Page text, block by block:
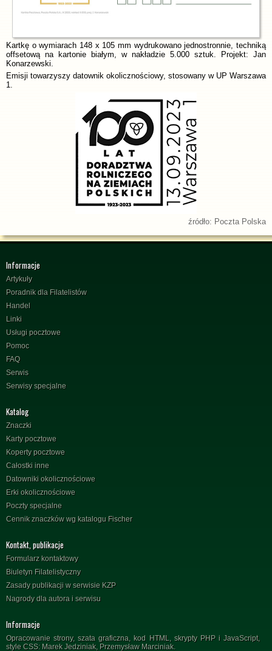
Kartkę o wymiarach 148 x 105 mm wydrukowano jednostronnie, techniką
offsetową na kartonie białym, w nakładzie 5.000 sztuk. Projekt: Jan
Konarzewski.
Emisji towarzyszy datownik okolicznościowy, stosowany w UP Warszawa
1.
źródło: Poczta Polska
Informacje
Artykuły
Poradnik dla Filatelistów
Handel
Linki
Usługi pocztowe
Pomoc
FAQ
Serwis
Serwisy specjalne
Katalog
Znaczki
Karty pocztowe
Koperty pocztowe
Całostki inne
Datowniki okolicznościowe
Erki okolicznościowe
Poczty specjalne
Cennik znaczków wg katalogu Fischer
Kontakt, publikacje
Formularz kontaktowy
Biuletyn Filatelistyczny
Zasady publikacji w serwisie KZP
Nagrody dla autora i serwisu
Informacje
Opracowanie strony, szata graficzna, kod HTML, skrypty PHP i JavaScript,
style CSS: Marek Jedziniak, Przemysław Marciniak.